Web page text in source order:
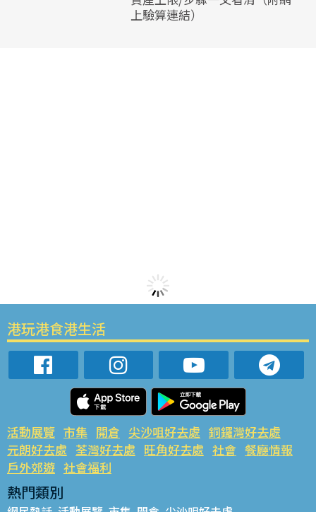
上驗算連結）
港玩港食港生活
活動展覽 市集 開倉 尖沙咀好去處 銅鑼灣好去處
元朗好去處 荃灣好去處 旺角好去處 社會 餐廳情報
戶外郊遊 社會福利
熱門類別